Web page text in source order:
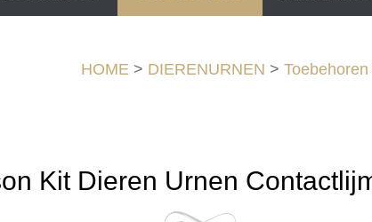
HOME > DIERENURNEN > Toebehoren
Kit Dieren Urnen